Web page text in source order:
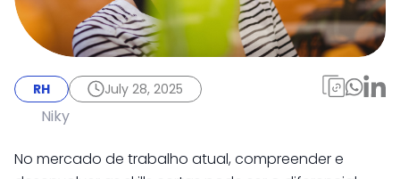
O que são Skills, como
identificar e
desenvolver nas
RH July 28, 2025
Niky
No mercado de trabalho atual, compreender e